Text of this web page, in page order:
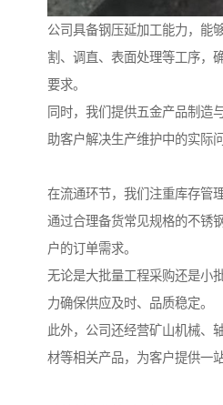
公司具备钢压延加工能力，能
割、调直、表面处理等工序，
要求。
同时，我们提供五金产品制造
助客户解决生产维护中的实际问
在流通环节，我们注重库存管
通过合理备货常见规格的不锈
户的订单需求。
无论是大批量工程采购还是小
力确保供应及时、品质稳定。
此外，公司还经营矿山机械、
材等相关产品，为客户提供一